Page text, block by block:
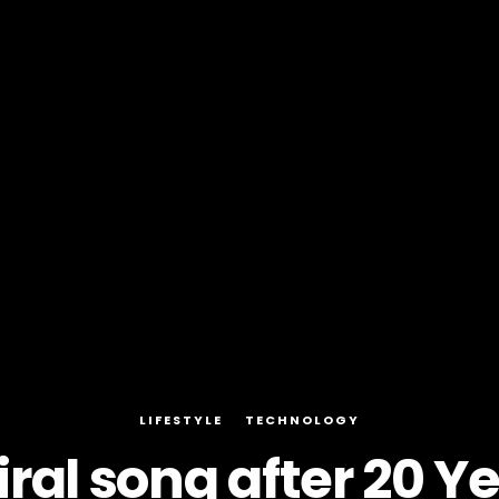
LIFESTYLE TECHNOLOGY
song after 20